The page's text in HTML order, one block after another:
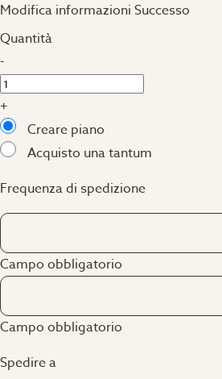
Modifica informazioni Successo
Quantità
-
+
Creare piano
Acquisto una tantum
Frequenza di spedizione
Campo obbligatorio
Campo obbligatorio
Spedire a